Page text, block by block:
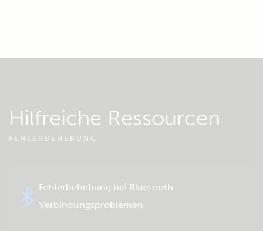
Hilfreiche Ressourcen
FEHLERBEHEBUNG
Fehlerbehebung bei Bluetooth-
Verbindungsproblemen